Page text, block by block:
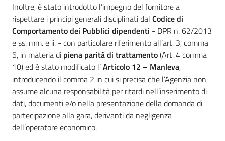
Inoltre, è stato introdotto l’impegno del fornitore a
rispettare i principi generali disciplinati dal Codice di
Comportamento dei Pubblici dipendenti - DPR n. 62/2013
e ss. mm. e ii. - con particolare riferimento all’art. 3, comma
5, in materia di piena parità di trattamento(Art. 4 comma
10) ed è stato modificato l’Articolo 12 – Manleva,
introducendo il comma 2 in cui si precisa che l’Agenzia non
assume alcuna responsabilità per ritardi nell’inserimento di
dati, documenti e/o nella presentazione della domanda di
partecipazione alla gara, derivanti da negligenza
dell’operatore economico.